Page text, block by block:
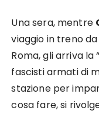
Una sera, mentre
viaggio in treno
Roma, gli arriva la
fascisti armati di
stazione per
cosa fare, si